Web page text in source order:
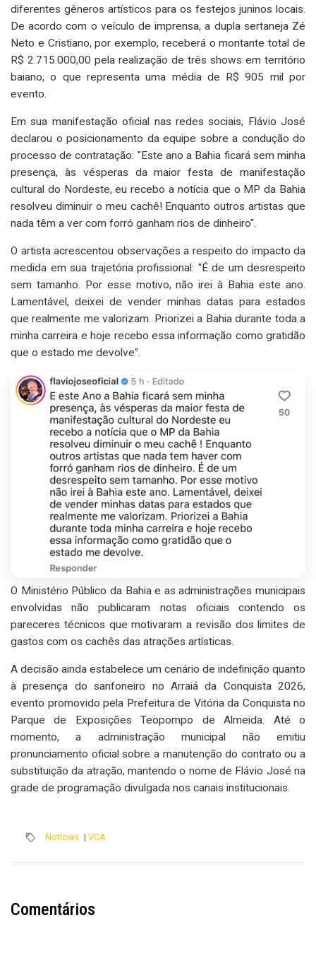
diferentes gêneros artísticos para os festejos juninos locais.
De acordo com o veículo de imprensa, a dupla sertaneja Zé
Neto e Cristiano, por exemplo, receberá o montante total de
R$ 2.715.000,00 pela realização de três shows em território
baiano, o que representa uma média de R$ 905 mil por
evento.
Em sua manifestação oficial nas redes sociais, Flávio José
declarou o posicionamento da equipe sobre a condução do
processo de contratação: "Este ano a Bahia ficará sem minha
presença, às vésperas da maior festa de manifestação
cultural do Nordeste, eu recebo a notícia que o MP da Bahia
resolveu diminuir o meu cachê! Enquanto outros artistas que
nada têm a ver com forró ganham rios de dinheiro".
O artista acrescentou observações a respeito do impacto da
medida em sua trajetória profissional: "É de um desrespeito
sem tamanho. Por esse motivo, não irei à Bahia este ano.
Lamentável, deixei de vender minhas datas para estados
que realmente me valorizam. Priorizei a Bahia durante toda a
minha carreira e hoje recebo essa informação como gratidão
que o estado me devolve".
O Ministério Público da Bahia e as administrações municipais
envolvidas não publicaram notas oficiais contendo os
pareceres técnicos que motivaram a revisão dos limites de
gastos com os cachês das atrações artísticas.
A decisão ainda estabelece um cenário de indefinição quanto
à presença do sanfoneiro no Arraiá da Conquista 2026,
evento promovido pela Prefeitura de Vitória da Conquista no
Parque de Exposições Teopompo de Almeida. Até o
momento, a administração municipal não emitiu
pronunciamento oficial sobre a manutenção do contrato ou a
substituição da atração, mantendo o nome de Flávio José na
grade de programação divulgada nos canais institucionais.
Notícias | VCA
Comentários